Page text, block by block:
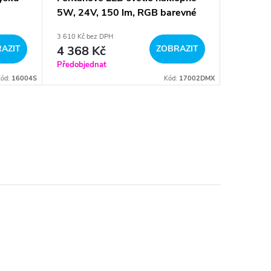
16004S
5W, 24V, 150 lm, RGB barevné
3 610 Kč bez DPH
4 368 Kč
Předobjednat
ZOBRAZIT
Kód: 17002DMX